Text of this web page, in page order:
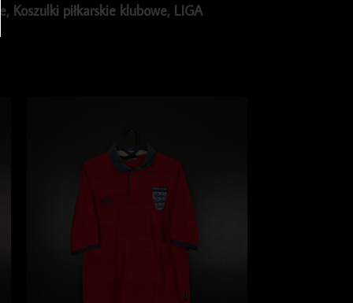
, Koszulki piłkarskie klubowe, LIGA